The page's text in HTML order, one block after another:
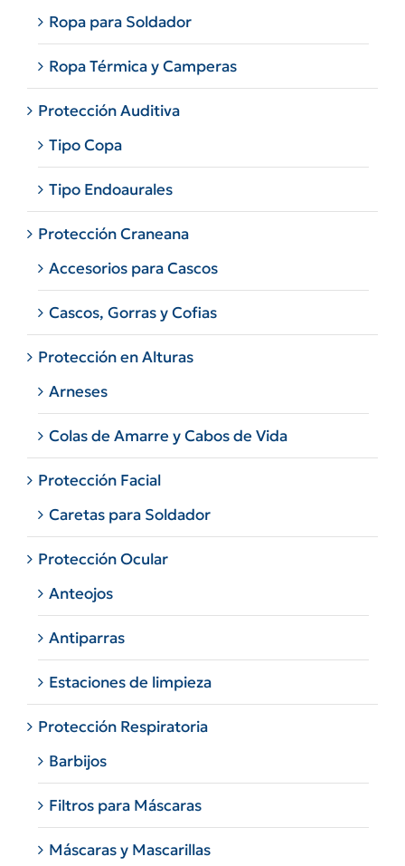
Ropa para Soldador
Ropa Térmica y Camperas
Protección Auditiva
Tipo Copa
Tipo Endoaurales
Protección Craneana
Accesorios para Cascos
Cascos, Gorras y Cofias
Protección en Alturas
Arneses
Colas de Amarre y Cabos de Vida
Protección Facial
Caretas para Soldador
Protección Ocular
Anteojos
Antiparras
Estaciones de limpieza
Protección Respiratoria
Barbijos
Filtros para Máscaras
Máscaras y Mascarillas